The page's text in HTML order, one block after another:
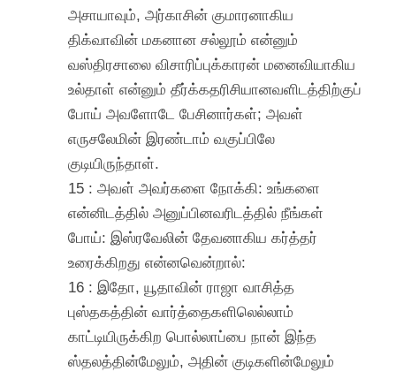
அசாயாவும், அர்காசின் குமாரனாகிய
திக்வாவின் மகனான சல்லூம் என்னும்
வஸ்திரசாலை விசாரிப்புக்காரன் மனைவியாகிய
உல்தாள் என்னும் தீர்க்கதரிசியானவளிடத்திற்குப்
போய் அவளோடே பேசினார்கள்; அவள்
எருசலேமின் இரண்டாம் வகுப்பிலே
குடியிருந்தாள்.
15 : அவள் அவர்களை நோக்கி: உங்களை
என்னிடத்தில் அனுப்பினவரிடத்தில் நீங்கள்
போய்: இஸ்ரவேலின் தேவனாகிய கர்த்தர்
உரைக்கிறது என்னவென்றால்:
16 : இதோ, யூதாவின் ராஜா வாசித்த
புஸ்தகத்தின் வார்த்தைகளிலெல்லாம்
காட்டியிருக்கிற பொல்லாப்பை நான் இந்த
ஸ்தலத்தின்மேலும், அதின் குடிகளின்மேலும்